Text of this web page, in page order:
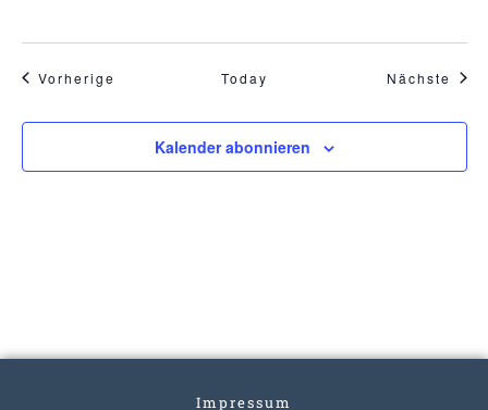
Vorherige VeranstaltungenToday Nächste
Kalender abonnieren
Impressum